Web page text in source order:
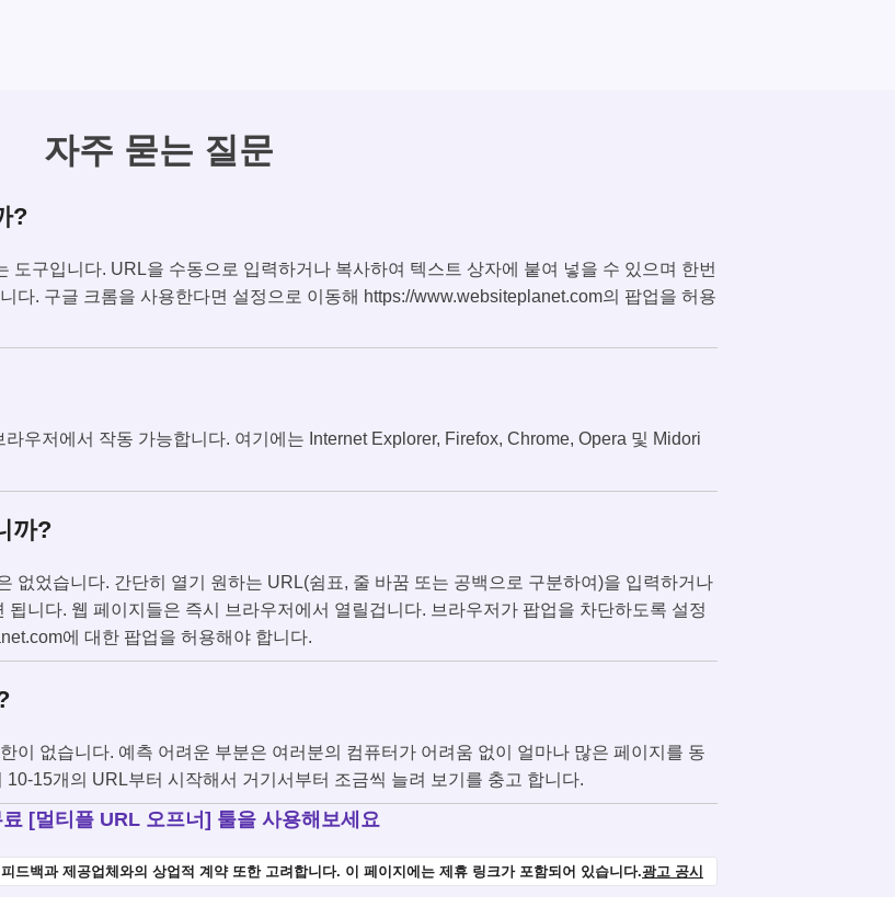
자주 묻는 질문
?
도구입니다. URL을 수동으로 입력하거나 복사하여 텍스트 상자에 붙여 넣을 수 있으며 한번
다. 구글 크롬을 사용한다면 설정으로 이동해 https://www.websiteplanet.com의 팝업을 허용
우저에서 작동 가능합니다. 여기에는 Internet Explorer, Firefox, Chrome, Opera 및 Midori
까?
없었습니다. 간단히 열기 원하는 URL(쉼표, 줄 바꿈 또는 공백으로 구분하여)을 입력하거나
됩니다. 웹 페이지들은 즉시 브라우저에서 열릴겁니다. 브라우저가 팝업을 차단하도록 설정
에 대한 팝업을 허용해야 합니다.
이 없습니다. 예측 어려운 부분은 여러분의 컴퓨터가 어려움 없이 얼마나 많은 페이지를 동
15개의 URL부터 시작해서 거기서부터 조금씩 늘려 보기를 충고 합니다.
[멀티플 URL 오프너] 툴을 사용해보세요
드백과 제공업체와의 상업적 계약 또한 고려합니다. 이 페이지에는 제휴 링크가 포함되어 있습니다.광고 공시